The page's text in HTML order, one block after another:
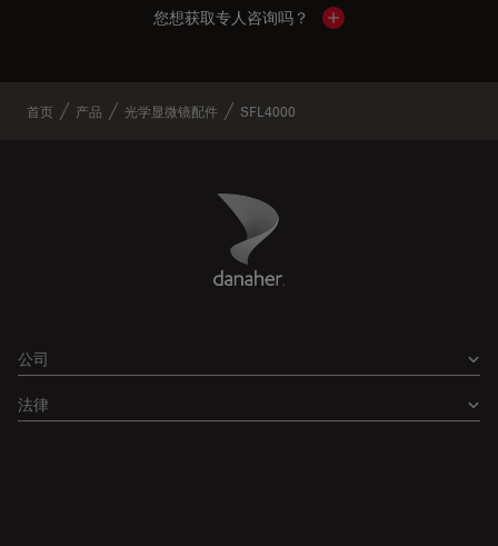
您想获取专人咨询吗？ Show local contacts
首页 产品 光学显微镜配件 SFL4000
Danaher Logo
公司
法律